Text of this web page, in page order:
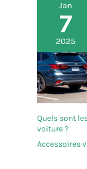
Jan
7
2025
Quels sont
voiture ?
Accessoires